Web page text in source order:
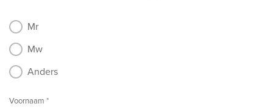
Mr
Mw
Anders
Voornaam *